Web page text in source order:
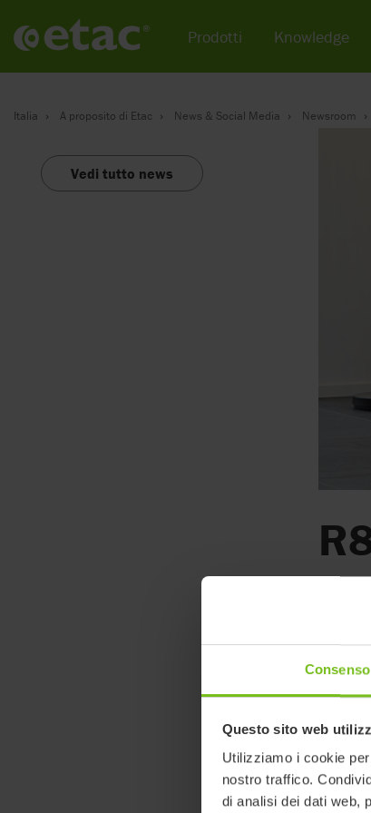
Consenso
Questo sito web
Utilizziamo i cookie
nostro traffico.
di analisi dei dati web,
Italia A proposito di Etac News & Social Media Newsroom
Vedi tutto news
5
E'
Prodotti Knowledge